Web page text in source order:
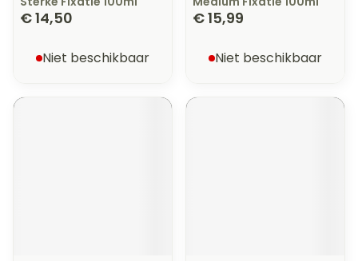
€ 14,50
Niet beschikbaar
€ 15,99
Niet beschikbaar